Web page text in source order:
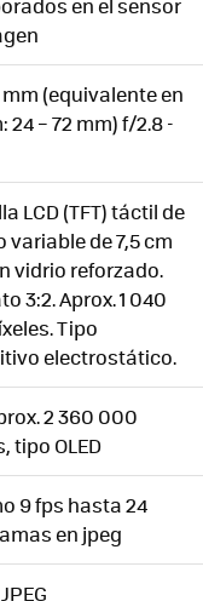
en el sensor
mm (equivalente en
24 – 72 mm) f/2.8 -
LCD (TFT) táctil de
variable de 7,5 cm
vidrio reforzado.
3:2. Aprox. 1 040
Tipo
electrostático.
2 360 000
tipo OLED
9 fps hasta 24
en jpeg